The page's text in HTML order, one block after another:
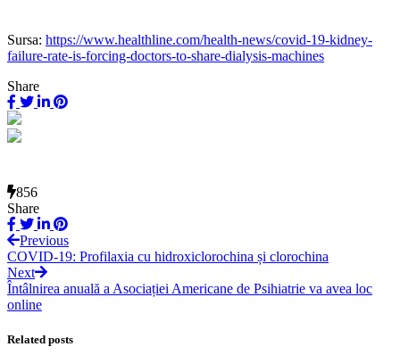
Sursa: https://www.healthline.com/health-news/covid-19-kidney-
failure-rate-is-forcing-doctors-to-share-dialysis-machines
Share
856
Share
Previous
COVID-19: Profilaxia cu hidroxiclorochina și clorochina
Next
Întâlnirea anuală a Asociației Americane de Psihiatrie va avea loc
online
Related posts